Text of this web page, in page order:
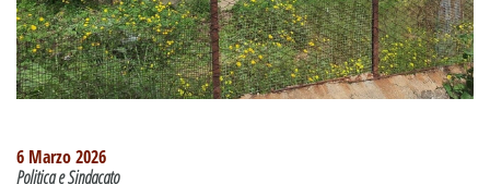
6 Marzo 2026
Politica e Sindacato